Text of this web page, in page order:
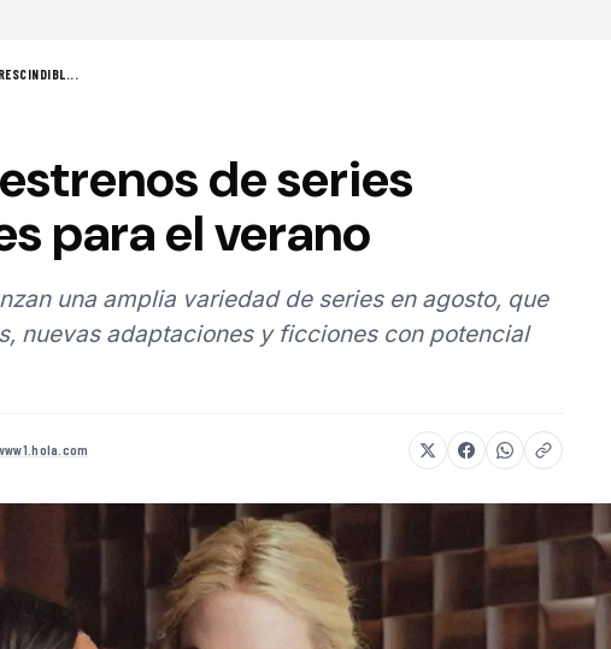
de series
para el verano
una amplia variedad de series en agosto, que
nuevas adaptaciones y ficciones con potencial